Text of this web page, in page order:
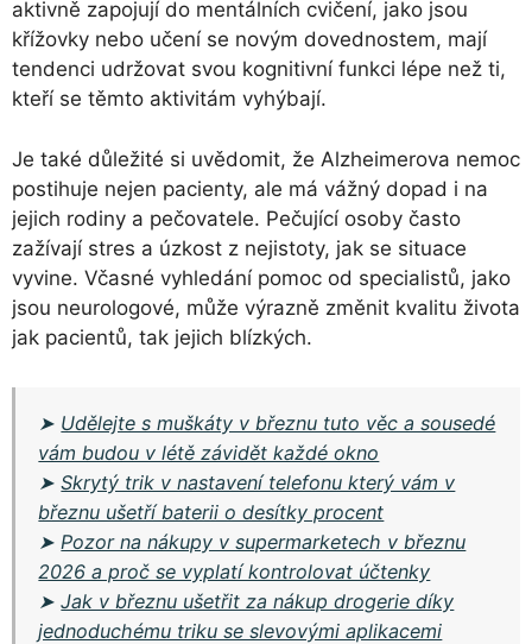
aktivně zapojují do mentálních cvičení, jako jsou
křížovky nebo učení se novým dovednostem, mají
tendenci udržovat svou kognitivní funkci lépe než ti,
kteří se těmto aktivitám vyhýbají.
Je také důležité si uvědomit, že Alzheimerova nemoc
postihuje nejen pacienty, ale má vážný dopad i na
jejich rodiny a pečovatele. Pečující osoby často
zažívají stres a úzkost z nejistoty, jak se situace
vyvine. Včasné vyhledání pomoc od specialistů, jako
jsou neurologové, může výrazně změnit kvalitu života
jak pacientů, tak jejich blízkých.
➤ Udělejte s muškáty v březnu tuto věc a sousedé
vám budou v létě závidět každé okno
➤Skrytý trik v nastavení telefonu který vám v
březnu ušetří baterii o desítky procent
➤ Pozor na nákupy v supermarketech v březnu
2026 a proč se vyplatí kontrolovat účtenky
➤Jak v březnu ušetřit za nákup drogerie díky
jednoduchému triku se slevovými aplikacemi